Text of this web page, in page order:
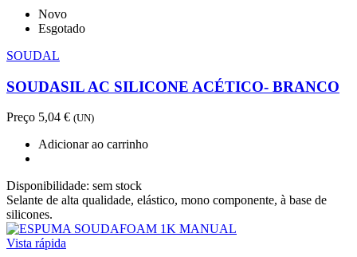
Novo
Esgotado
SOUDAL
SOUDASIL AC SILICONE ACÉTICO- BRANCO
Preço 5,04 € (UN)
Adicionar ao carrinho
Disponibilidade: sem stock
Selante de alta qualidade, elástico, mono componente, à base de
silicones.
Vista rápida